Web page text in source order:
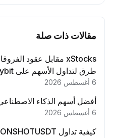
مقالات ذات صلة
طرق لتداول الأسهم على Bybit
أفضل أسهم الذكاء الاصطناعي